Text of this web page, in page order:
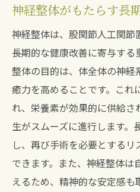
神経整体がもたらす長
神経整体は、股関節人工関節
長期的な健康改善に寄与する
整体の目的は、体全体の神
癒力を高めることです。これ
れ、栄養素が効果的に供給
生がスムーズに進行します。
し、再び手術を必要とする
できます。また、神経整体
えるため、精神的な安定感も